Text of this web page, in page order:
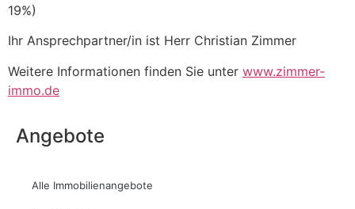
19%)
Ihr Ansprechpartner/in ist Herr Christian Zimmer
Weitere Informationen finden Sie unter www.zimmer-
immo.de
Angebote
Alle Immobilienangebote